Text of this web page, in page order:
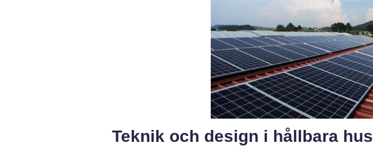
Teknik och design i hållbara hus